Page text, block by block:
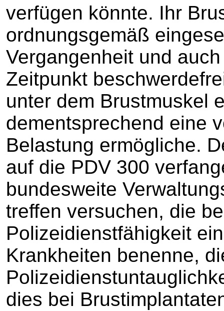
verfügen könnte. Ihr
ordnungsgemäß
Vergangenheit und
Zeitpunkt
unter dem Brustmuskel
dementsprechend eine
Belastung ermögliche.
auf die PDV 300
bundesweite
treffen versuchen, die
Polizeidienstfähigkeit
Krankheiten benenne,
dies bei